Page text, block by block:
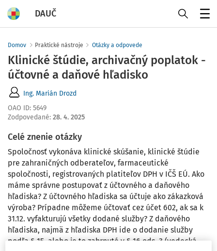
DAUČ
Domov Praktické nástroje Otázky a odpovede
Klinické štúdie, archivačný poplatok -
účtovné a daňové hľadisko
Ing. Marián Drozd
OAO ID: 5649
Zodpovedané: 28. 4. 2025
Celé znenie otázky
Spoločnosť vykonáva klinické skúšanie, klinické štúdie
pre zahraničných odberateľov, farmaceutické
spoločnosti, registrovaných platiteľov DPH v IČŠ EÚ. Ako
máme správne postupovať z účtovného a daňového
hľadiska? Z účtovného hľadiska sa účtuje ako zákazková
výroba? Prípadne môžeme účtovať cez účet 602, ak sa k
31.12. vyfakturujú všetky dodané služby? Z daňového
hľadiska, najmä z hľadiska DPH ide o dodanie služby
podľa § 15, alebo je to zahrnuté v § 16 ods. 3 (vedecká